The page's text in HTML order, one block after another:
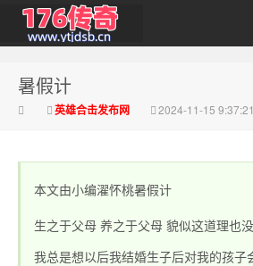
传奇私发布
暑假计
英雄合击发布网 2024-11-15 9:37:21
本文由小编濯怀桃暑假计
生之于父母 养之于父母 貌似这道理也
我总是想以后我结婚生子后对我的孩子